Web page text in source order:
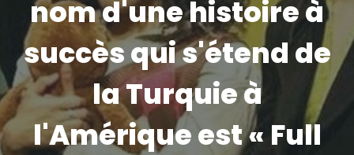
nom d'une histoire à
succès qui s'étend de
la Turquie à
l'Amérique est « Full